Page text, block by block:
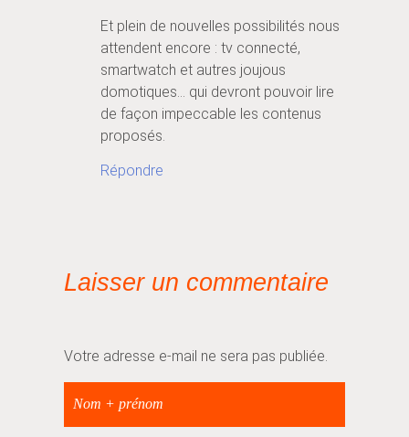
Et plein de nouvelles possibilités nous
attendent encore : tv connecté,
smartwatch et autres joujous
domotiques… qui devront pouvoir lire
de façon impeccable les contenus
proposés.
Répondre
Laisser un commentaire
Votre adresse e-mail ne sera pas publiée.